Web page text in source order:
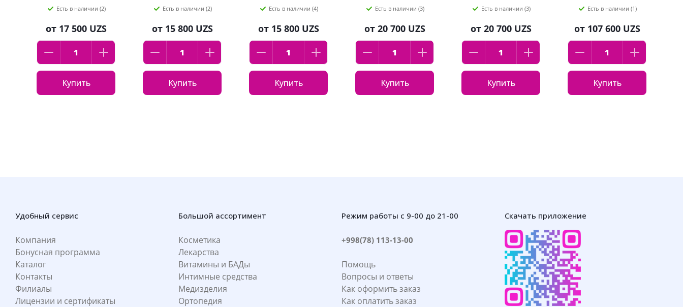
Есть в наличии (2)
от 17 500 UZS
Купить
уход" 50мл
Есть в наличии (2)
от 15 800 UZS
Купить
коктейль" 50мл
Есть в наличии (4)
от 15 800 UZS
Купить
Есть в наличии (3)
от 20 700 UZS
Купить
Есть в наличии (3)
от 20 700 UZS
Купить
мочевиной 10%
Librederm 75 мл
Есть в наличии (1)
от 107 600 UZS
Купить
Удобный сервис
Компания
Бонусная программа
Каталог
Контакты
Филиалы
Лицензии и сертификаты
Большой ассортимент
Косметика
Лекарства
Витамины и БАДы
Интимные средства
Медизделия
Ортопедия
Режим работы с 9-00 до 21-00
+998(78) 113-13-00
Помощь
Вопросы и ответы
Как оформить заказ
Как оплатить заказ
Скачать приложение